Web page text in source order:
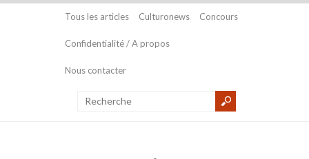
Tous les articles Culturonews Concours
Confidentialité / A propos
Nous contacter